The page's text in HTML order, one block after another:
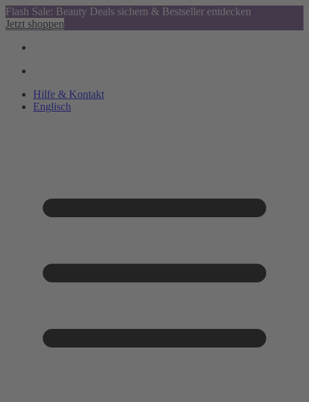
Flash Sale: Beauty Deals sichern & Bestseller entdecken
Jetzt shoppen
Hilfe & Kontakt
Englisch